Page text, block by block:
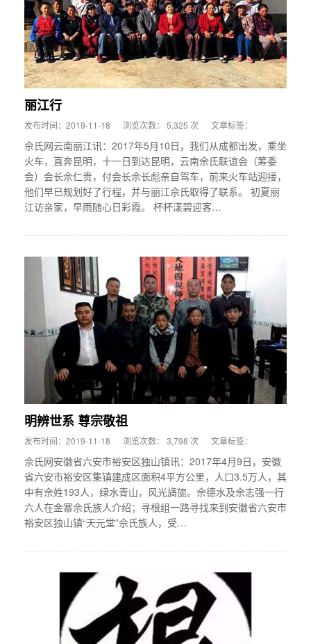
丽江行
发布时间：2019-11-18 浏览次数： 5,325 次 文章标签：
佘氏网云南丽江讯：2017年5月10日，我们从成都出发，乘坐
火车，直奔昆明，十一日到达昆明，云南佘氏联谊会（筹委
会）会长佘仁贵，付会长佘长彪亲自驾车，前来火车站迎接，
他们早已规划好了行程，并与丽江佘氏取得了联系。 初夏丽
江访亲家，早雨随心日彩霞。 杯杯漾碧迎客…
明辨世系 尊宗敬祖
发布时间：2019-11-18 浏览次数： 3,798 次 文章标签：
佘氏网安徽省六安市裕安区独山镇讯：2017年4月9日，安徽
省六安市裕安区集镇建成区面积4平方公里，人口3.5万人，其
中有佘姓193人，绿水青山，风光旖旎。佘德水及佘志强一行
六人在金寨佘氏族人介绍；寻根组一路寻找来到安徽省六安市
裕安区独山镇“天元堂”佘氏族人，受…